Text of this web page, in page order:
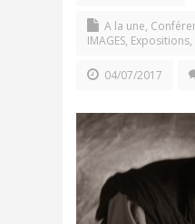
A la une,
IMAGES, Expositions,
04/07/2017